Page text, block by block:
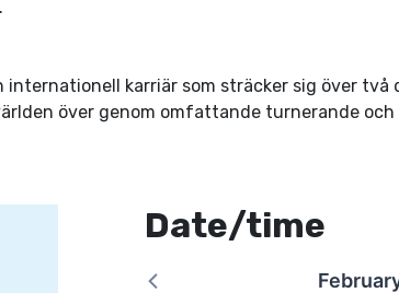
karriär som sträcker sig över
över genom omfattande turnerande och
Date/time